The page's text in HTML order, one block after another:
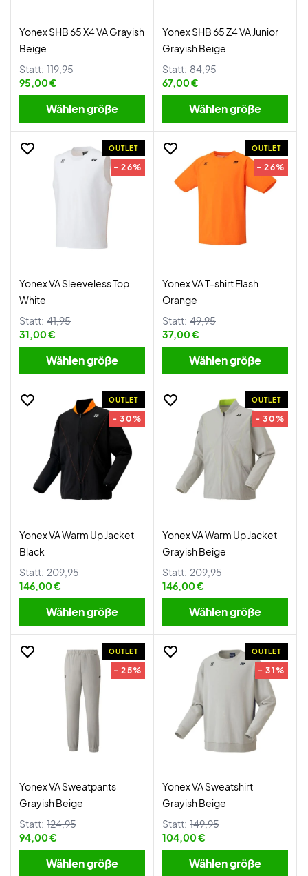
Yonex SHB 65 X4 VA Grayish
Beige
Statt: 119,95
95,00 €
Wählen größe
Yonex SHB 65 Z4 VA Junior
Grayish Beige
Statt: 84,95
67,00 €
Wählen größe
OUTLET
- 26%
Yonex VA Sleeveless Top
White
Statt: 41,95
31,00 €
Wählen größe
OUTLET
- 26%
Yonex VA T-shirt Flash
Orange
Statt: 49,95
37,00 €
Wählen größe
OUTLET
- 30%
Yonex VA Warm Up Jacket
Black
Statt: 209,95
146,00 €
Wählen größe
OUTLET
- 30%
Yonex VA Warm Up Jacket
Grayish Beige
Statt: 209,95
146,00 €
Wählen größe
OUTLET
- 25%
Yonex VA Sweatpants
Grayish Beige
Statt: 124,95
94,00 €
Wählen größe
OUTLET
- 31%
Yonex VA Sweatshirt
Grayish Beige
Statt: 149,95
104,00 €
Wählen größe